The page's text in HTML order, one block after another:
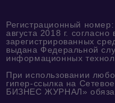
Регистрационный
августа 2018 г.
зарегистрированных
выдана Федеральной
информационных
При использовании
гипер-ссылка на
БИЗНЕС ЖУРНАЛ»